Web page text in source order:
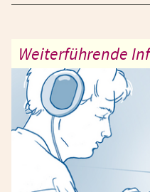
Weiterführende